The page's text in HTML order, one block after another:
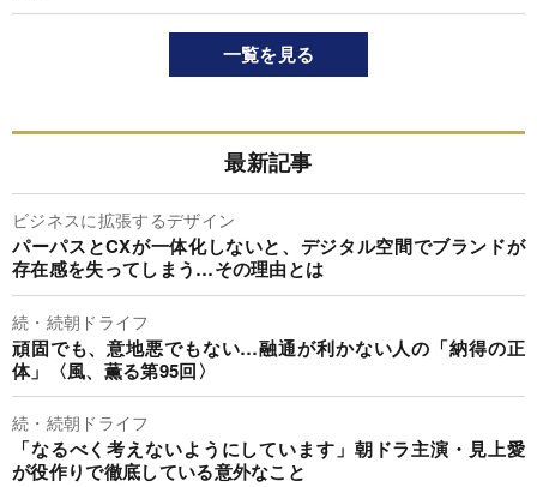
一覧を見る
最新記事
ビジネスに拡張するデザイン
パーパスとCXが一体化しないと、デジタル空間でブランドが
存在感を失ってしまう…その理由とは
続・続朝ドライフ
頑固でも、意地悪でもない…融通が利かない人の「納得の正
体」〈風、薫る第95回〉
続・続朝ドライフ
「なるべく考えないようにしています」朝ドラ主演・見上愛
が役作りで徹底している意外なこと